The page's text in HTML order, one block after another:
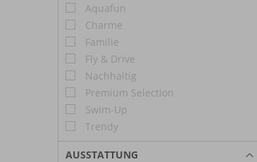
Aquafun
Charme
Familie
Fly & Drive
Nachhaltig
Premium Selection
Swim-Up
Trendy
AUSSTATTUNG